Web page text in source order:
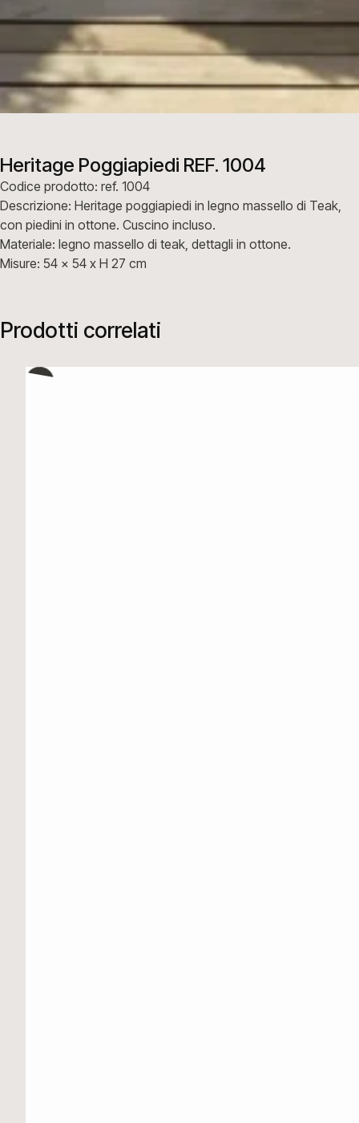
Heritage Poggiapiedi REF. 1004
Codice prodotto: ref. 1004
Descrizione: Heritage poggiapiedi in legno massello di Teak,
con piedini in ottone. Cuscino incluso.
Materiale: legno massello di teak, dettagli in ottone.
Misure: 54 x 54 x H 27 cm
Prodotti correlati